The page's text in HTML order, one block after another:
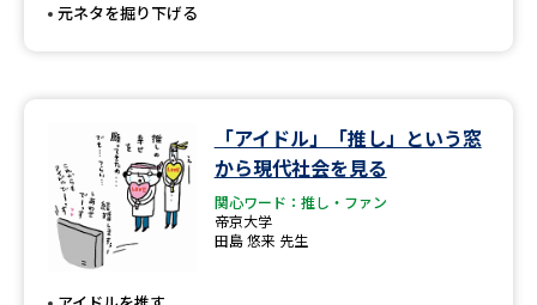
元ネタを掘り下げる
「アイドル」「推し」という窓
から現代社会を見る
関心ワード：推し・ファン
帝京大学
田島 悠来 先生